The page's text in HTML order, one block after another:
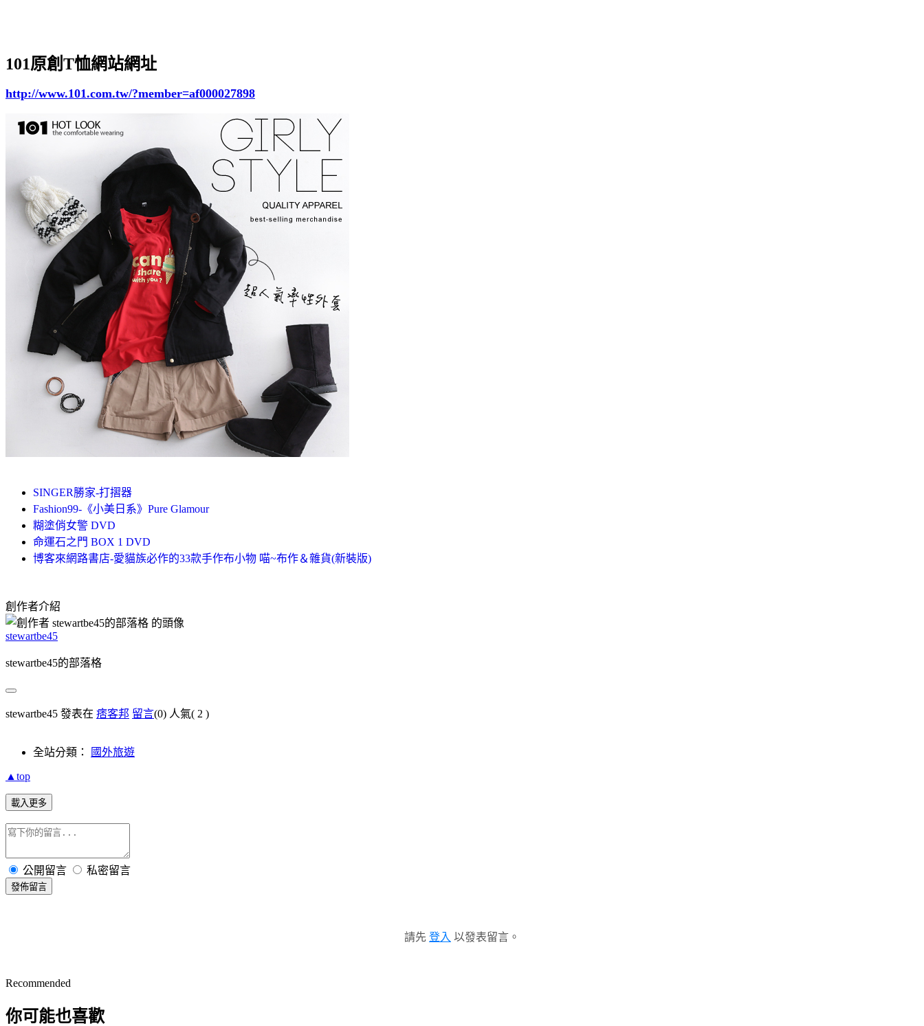
101原創T恤網站網址
http://www.101.com.tw/?member=af000027898
SINGER勝家-打摺器
Fashion99-《小美日系》Pure Glamour
糊塗俏女警 DVD
命運石之門 BOX 1 DVD
博客來網路書店-愛貓族必作的33款手作布小物 喵~布作＆雜貨(新裝版)
創作者介紹
stewartbe45
stewartbe45的部落格
stewartbe45 發表在 痞客邦 留言(0) 人氣( 2 )
全站分類： 國外旅遊
▲top
載入更多
公開留言 私密留言
發佈留言
請先 登入 以發表留言。
Recommended
你可能也喜歡